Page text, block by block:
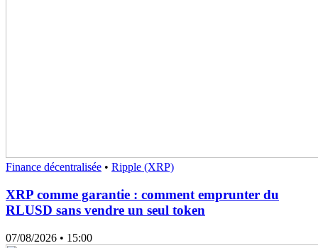
Finance décentralisée • Ripple (XRP)
XRP comme garantie : comment emprunter du
RLUSD sans vendre un seul token
07/08/2026 • 15:00